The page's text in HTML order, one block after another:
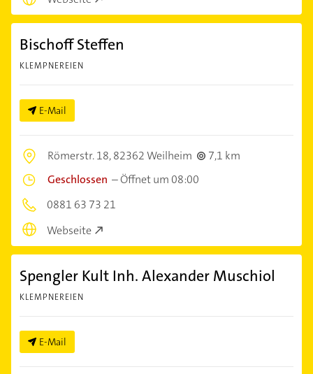
Bischoff Steffen
KLEMPNEREIEN
E-Mail
Römerstr. 18,82362 Weilheim
7,1 km
Geschlossen –Öffnet um 08:00
0881 63 73 21
Webseite
Spengler Kult Inh. Alexander Muschiol
KLEMPNEREIEN
E-Mail